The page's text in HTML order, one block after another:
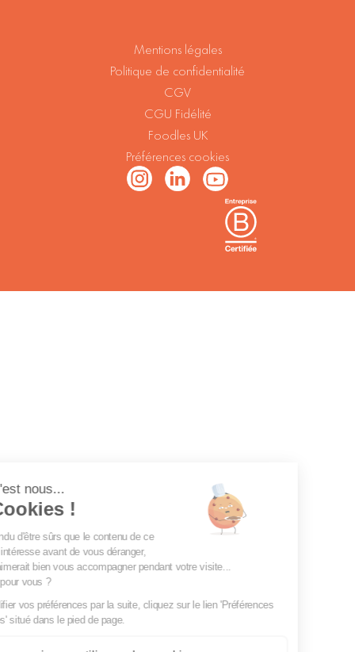
Salut c'est nous...
les Cookies !
On a attendu d'être sûrs que le contenu de ce
site vous intéresse avant de vous déranger,
mais on aimerait bien vous accompagner pendant votre visite...
C'est OK pour vous ?
Pour modifier vos préférences par la suite, cliquez sur le lien 'Préférences
de cookies' situé dans le pied de page.
Mentions légales
Politique de confidentialité
CGV
CGU Fidélité
Foodles UK
Préférences cookies